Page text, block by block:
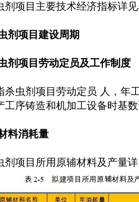
剂项目主要技术经济指标详
剂项目建设周期
剂项目劳动定员及工作制度
虫剂项目劳动定员 人，年
工序铸造和机加工设备时基
料消耗量
剂项目所用原辅材料及产量